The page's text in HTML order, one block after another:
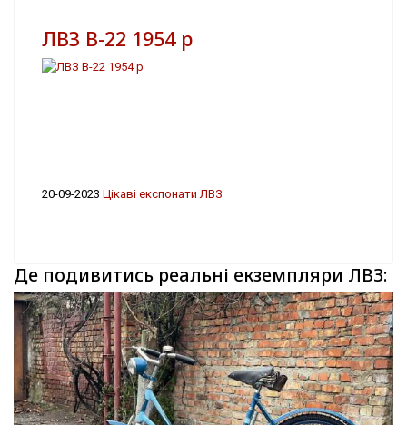
ЛВЗ В-22 1954 р
20-09-2023 Цікаві експонати ЛВЗ
Де подивитись реальні екземпляри ЛВЗ: